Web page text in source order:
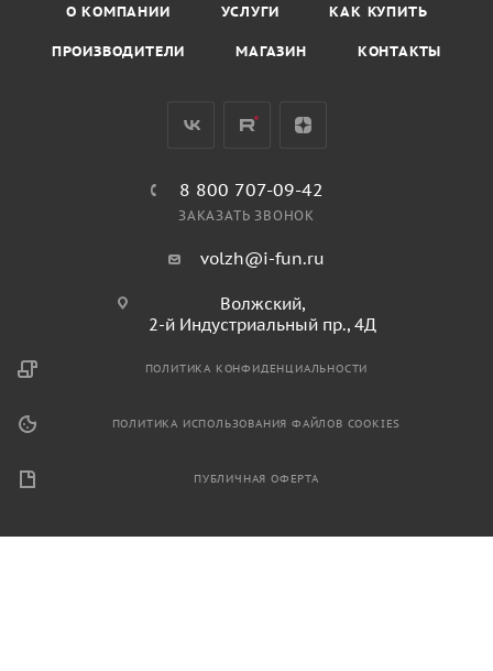
О КОМПАНИИ УСЛУГИ КАК КУПИТЬ
ПРОИЗВОДИТЕЛИ МАГАЗИН КОНТАКТЫ
8 800 707-09-42
ЗАКАЗАТЬ ЗВОНОК
volzh@i-fun.ru
Волжский,
2-й Индустриальный пр., 4Д
ПОЛИТИКА КОНФИДЕНЦИАЛЬНОСТИ
ПОЛИТИКА ИСПОЛЬЗОВАНИЯ ФАЙЛОВ COOKIES
ПУБЛИЧНАЯ ОФЕРТА